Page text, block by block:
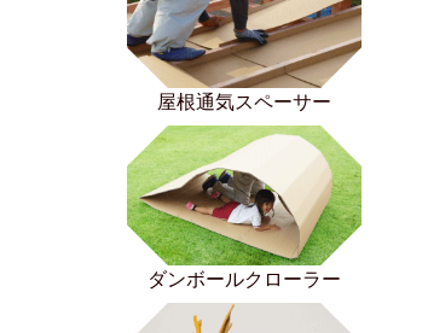
屋根通気スペーサー
ダンボールクローラー